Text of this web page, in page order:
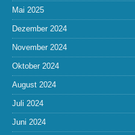
Mai 2025
Dezember 2024
November 2024
Oktober 2024
August 2024
Juli 2024
Juni 2024